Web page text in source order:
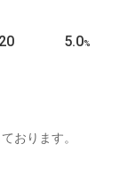
20 5.0%
おります。